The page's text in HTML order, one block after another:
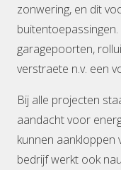
zonwering, en dit
garagepoorten,
verstraete n.v. een
Bij alle projecten
aandacht voor
kunnen
bedrijf werkt ook